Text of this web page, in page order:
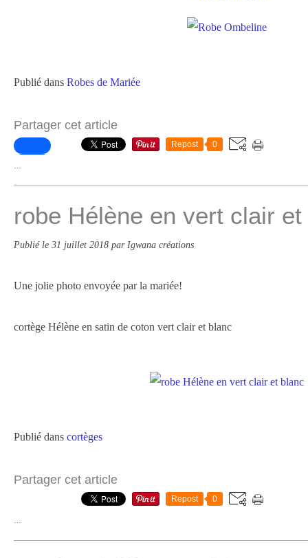
Publié dans Robes de Mariée
Partager cet article
Repost 0
robe Hélène en vert clair
Publié le 31 juillet 2018 par Igwana créations
Une jolie photo envoyée par la mariée!
cortège Hélène en satin de coton vert clair et blanc
Publié dans cortèges
Partager cet article
Repost 0